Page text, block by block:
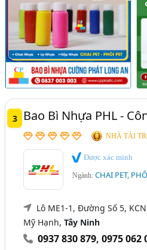
3 Bao Bì Nhựa PHL -
NHÀ TÀI
Được xác minh
Ngành:CHAI PET,
Lô ME1-1, Đường Số 5,
Mỹ Hạnh,Tây Ninh
0937 830 879,0975 062